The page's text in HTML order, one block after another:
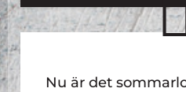
Nu är det